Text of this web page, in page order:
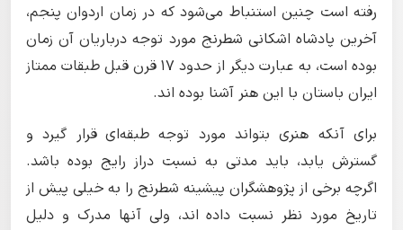
رفته است چنین استنباط می‌شود که در زمان اردوان پنجم،
آخرین پادشاه اشکانی شطرنج مورد توجه درباریان آن زمان
بوده است، به عبارت دیگر از حدود ۱۷ قرن قبل طبقات ممتاز
ایران باستان با این هنر آشنا بوده اند.
برای آنکه هنری بتواند مورد توجه طبقه‌ای قرار گیرد و
گسترش یابد، باید مدتی به نسبت دراز رایج بوده باشد.
اگرچه برخی از پژوهشگران پیشینه شطرنج را به خیلی پیش از
تاریخ مورد نظر نسبت داده اند، ولی آنها مدرک و دلیل